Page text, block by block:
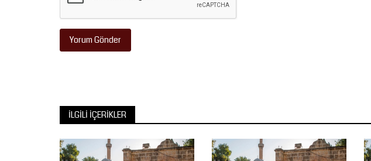
Yorum Gönder
İLGILI İÇERIKLER